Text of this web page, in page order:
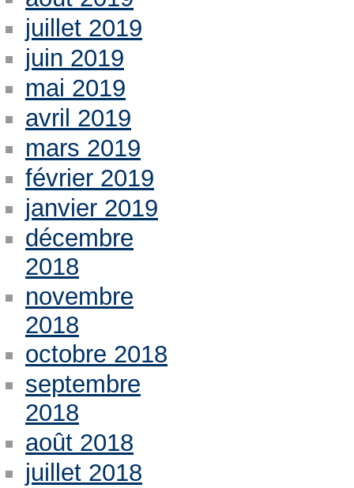
juillet 2019
juin 2019
mai 2019
avril 2019
mars 2019
février 2019
janvier 2019
décembre
2018
novembre
2018
octobre 2018
septembre
2018
août 2018
juillet 2018